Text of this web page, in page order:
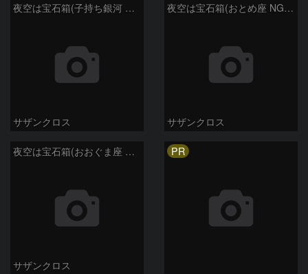
夜空は宝石箱(子持ち銀河 M51) Seestar50
サザンクロス
夜空は宝石箱(おとめ座 NGC5746) Seestar50
サザンクロス
夜空は宝石箱(おおぐま座 NGC3198) Seestar50
サザンクロス
PR